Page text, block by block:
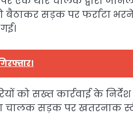
बैठाकर सड़क पर फर्राटा
को सख्त कार्रवाई के निर्देश
चालक सड़क पर खतरनाक